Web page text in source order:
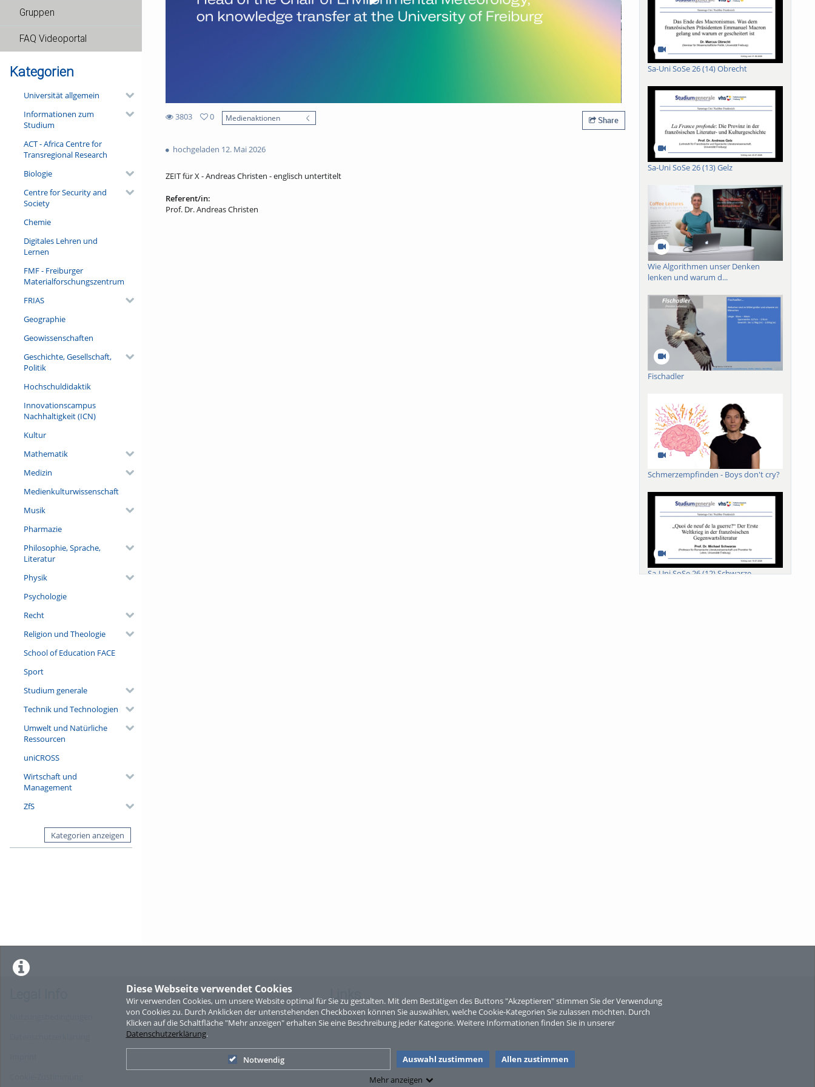
Diese Webseite verwendet Cookies
Wir verwenden Cookies, um unsere Website optimal für Sie zu gestalten. Mit dem Bestätigen des Buttons "Akzeptieren" stimmen Sie der Verwendung
von Cookies zu. Durch Anklicken der untenstehenden Checkboxen können Sie auswählen, welche Cookie-Kategorien Sie zulassen möchten. Durch
Klicken auf die Schaltfläche "Mehr anzeigen" erhalten Sie eine Beschreibung jeder Kategorie. Weitere Informationen finden Sie in unserer
Datenschutzerklärung.
Notwendig Auswahl zustimmen
Allen zustimmen
Mehr anzeigen
Gruppen
FAQ Videoportal
Kategorien
Universität allgemein
Informationen zum
Studium
ACT - Africa Centre for
Transregional Research
Biologie
Centre for Security and
Society
Chemie
Digitales Lehren und
Lernen
FMF - Freiburger
Materialforschungszentrum
FRIAS
Geographie
Geowissenschaften
Geschichte, Gesellschaft,
Politik
Hochschuldidaktik
Innovationscampus
Nachhaltigkeit (ICN)
Kultur
Mathematik
Medizin
Medienkulturwissenschaft
Musik
Pharmazie
Philosophie, Sprache,
Literatur
Physik
Psychologie
Recht
Religion und Theologie
School of Education FACE
Sport
Studium generale
Technik und Technologien
Umwelt und Natürliche
Ressourcen
uniCROSS
Wirtschaft und
Management
ZfS
Kategorien anzeigen
3803
views
0
Medienaktionen Share
hochgeladen 12. Mai 2026
ZEIT für X - Andreas Christen - englisch untertitelt
Referent/in:
Prof. Dr. Andreas Christen
Sa-Uni SoSe 26 (14) Obrecht
Sa-Uni SoSe 26 (13) Gelz
Wie Algorithmen unser Denken
lenken und warum d...
Fischadler
Schmerzempfinden - Boys don't cry?
Sa-Uni SoSe 26 (12) Schwarze
Sperber
Links
Sitemap